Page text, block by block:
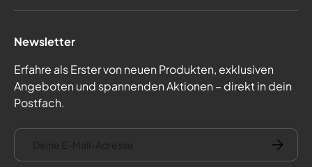
Newsletter
Erfahre als Erster von neuen Produkten, exklusiven
Angeboten und spannenden Aktionen – direkt in dein
Postfach.
E-Mail